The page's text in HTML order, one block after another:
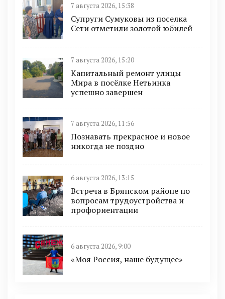
7 августа 2026, 15:38
Супруги Сумуковы из поселка
Сети отметили золотой юбилей
7 августа 2026, 15:20
Капитальный ремонт улицы
Мира в посёлке Нетьинка
успешно завершен
7 августа 2026, 11:56
Познавать прекрасное и новое
никогда не поздно
6 августа 2026, 13:15
Встреча в Брянском районе по
вопросам трудоустройства и
профориентации
6 августа 2026, 9:00
«Моя Россия, наше будущее»